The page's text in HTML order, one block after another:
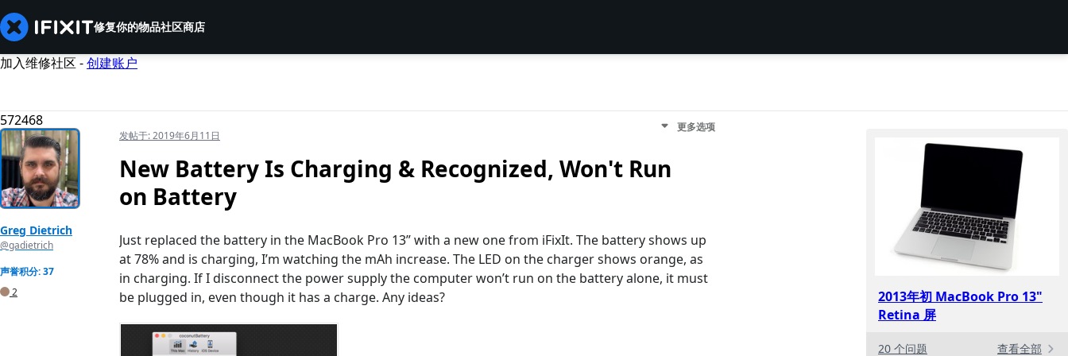
修复你的物品社区商店
加入维修社区 -创建账户
572468
2013年初 MacBook Pro 13"
Retina 屏
20 个问题 查看全部
Greg Dietrich
@gadietrich
声誉积分: 37
2
发帖于:2019年6月11日
更多选项
New Battery Is Charging & Recognized, Won't Run
on Battery
Just replaced the battery in the MacBook Pro 13” with a new one from iFixIt. The battery shows up
at 78% and is charging, I’m watching the mAh increase. The LED on the charger shows orange, as
in charging. If I disconnect the power supply the computer won’t run on the battery alone, it must
be plugged in, even though it has a charge. Any ideas?